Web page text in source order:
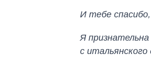
И тебе
Я
с